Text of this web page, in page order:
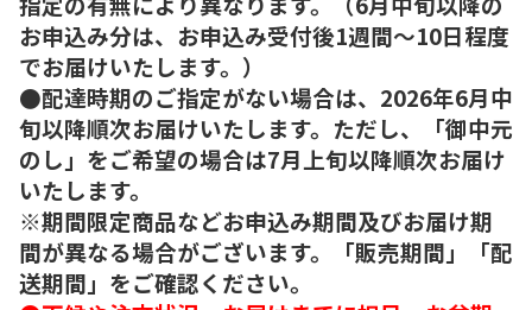
お申込み分は、お申込み受付後1週間～10日程度
でお届けいたします。）
●配達時期のご指定がない場合は、2026年6月中
旬以降順次お届けいたします。ただし、「御中元
のし」をご希望の場合は7月上旬以降順次お届け
いたします。
※期間限定商品などお申込み期間及びお届け期
間が異なる場合がございます。「販売期間」「配
送期間」をご確認ください。